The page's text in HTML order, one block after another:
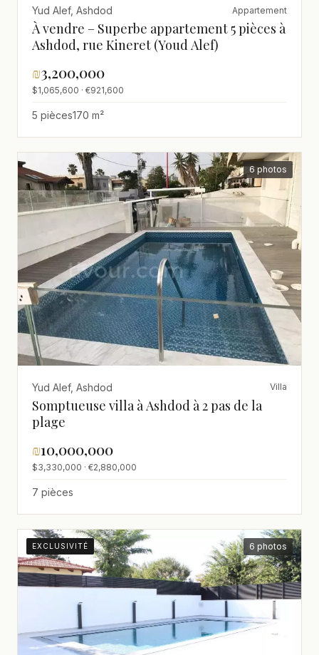
Yud Alef, Ashdod Appartement
À vendre – Superbe appartement 5 pièces à
Ashdod, rue Kineret (Youd Alef)
₪3,200,000
$1,065,600 · €921,600
5 pièces170 m²
6 photos
Yud Alef, Ashdod Villa
Somptueuse villa à Ashdod à 2 pas de la
plage
₪10,000,000
$3,330,000 · €2,880,000
7 pièces
EXCLUSIVITÉ 6 photos